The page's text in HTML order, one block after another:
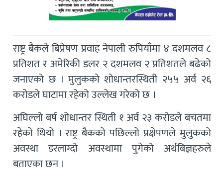
राष्ट्र बैकले बिप्रेषण प्रवाह नेपाली रुपियाँमा ४ दशमलव ८
प्रतिशत र अमेरिकी डलर २ दशमलव २ प्रतिशतले बढेको
जनाएको छ । मुलुकको शोधान्तरस्थिती २५५ अर्व २६
करोडले घाटामा रहेको उल्लेख गरेको छ ।
अघिल्लो बर्ष शोधान्तर स्थिती १ अर्व २३ करोडले बचतमा
रहेको थियो । राष्ट्र बैकको पछिल्लो प्रक्षेपणले मुलुकको
अवस्था डरलाग्दो अवस्थामा पुगेको अर्थबिज्ञहरुले
बताएका छन ।